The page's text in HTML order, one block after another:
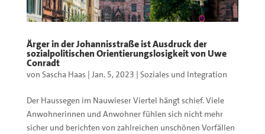
Ärger in der Johannisstraße ist Ausdruck der
sozialpolitischen Orientierungslosigkeit von Uwe
Conradt
von Sascha Haas| Jan. 5, 2023 | Soziales und Integration
Der Haussegen im Nauwieser Viertel hängt schief. Viele
Anwohnerinnen und Anwohner fühlen sich nicht mehr
sicher und berichten von zahlreichen unschönen Vorfällen